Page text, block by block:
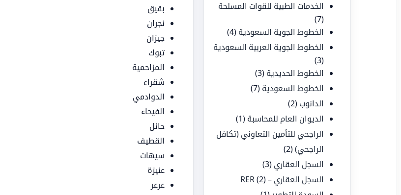
الخدمات الطبية للقوات المسلحة
(7)
الخطوط الجوية السعودية (4)
الخطوط الجوية العربية السعودية
(3)
الخطوط الحديدية (3)
الخطوط السعودية (7)
الدانوب (2)
الديوان العام للمحاسبة (1)
الراجحي للتأمين التعاوني (تكافل
الراجحي)(2)
السجل العقاري (3)
السجل العقاري – RER(2)
بقيق
نجران
جيزان
تبوك
المزاحمية
شقراء
الدوادمي
الفيحاء
حائل
القطيف
سيهات
عنيزة
عرعر